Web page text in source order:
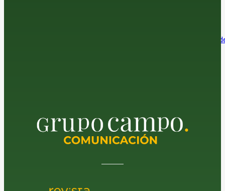
El sector agroalimentario se afianza como el principal exportador